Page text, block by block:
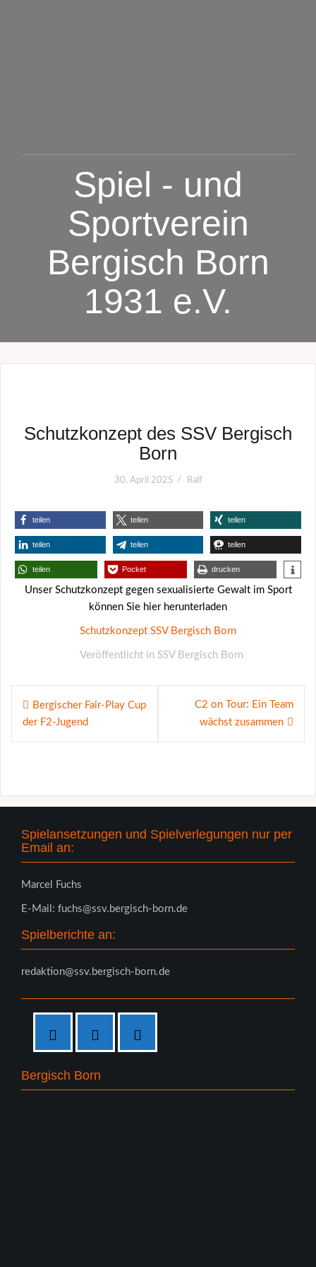
Spiel - und
Sportverein
Bergisch Born
1931 e.V.
Schutzkonzept des SSV Bergisch
Born
30. April 2025 Ralf
teilen teilen teilen
teilen teilen teilen
teilen Pocket drucken
Unser Schutzkonzept gegen sexualisierte Gewalt im Sport
können Sie hier herunterladen
Schutzkonzept SSV Bergisch Born
Veröffentlicht in SSV Bergisch Born
Beitragsnavigation
Bergischer Fair-Play Cup
der F2-Jugend
C2 on Tour: Ein Team
wächst zusammen
Spielansetzungen und Spielverlegungen nur per
Email an:
Marcel Fuchs
E-Mail: fuchs@ssv.bergisch-born.de
Spielberichte an:
redaktion@ssv.bergisch-born.de
Bergisch Born